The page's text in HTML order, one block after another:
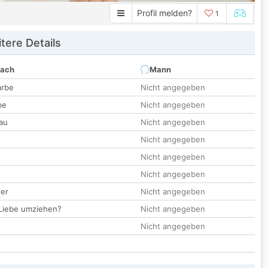
Profil melden? 1
Details
Mann
Nicht angegeben
Nicht angegeben
Nicht angegeben
Nicht angegeben
Nicht angegeben
Nicht angegeben
Nicht angegeben
umziehen?
Nicht angegeben
Nicht angegeben